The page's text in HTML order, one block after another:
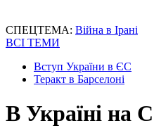
СПЕЦТЕМА: Війна в Ірані
ВСІ ТЕМИ
Вступ України в ЄС
Теракт в Барселоні
В Україні на